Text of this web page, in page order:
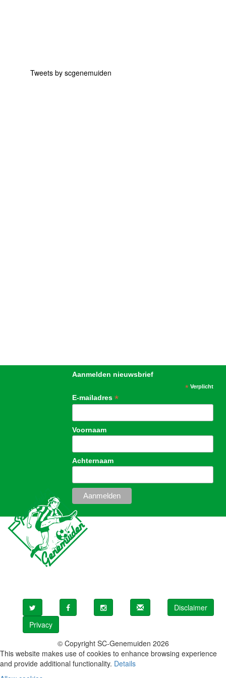
Tweets by scgenemuiden
Aanmelden nieuwsbrief
*Verplicht
E-mailadres*
Voornaam
Achternaam
Disclaimer
Privacy
© Copyright SC-Genemuiden 2026
This website makes use of cookies to enhance browsing experience
and provide additional functionality. Details